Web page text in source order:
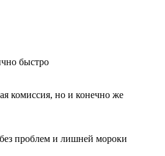
быстро
комиссия, но и конечно же
проблем и лишней мороки